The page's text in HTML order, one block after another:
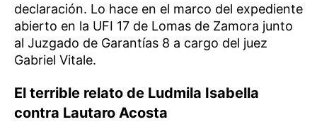
declaración. Lo hace en el marco del expediente
abierto en la UFI 17 de Lomas de Zamora junto
al Juzgado de Garantías 8 a cargo del juez
Gabriel Vitale.
El terrible relato de Ludmila Isabella
contra Lautaro Acosta